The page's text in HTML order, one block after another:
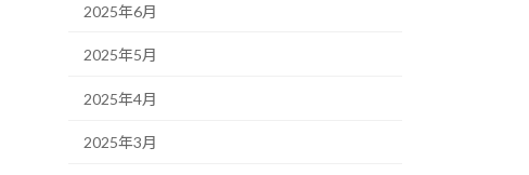
2025年6月
2025年5月
2025年4月
2025年3月